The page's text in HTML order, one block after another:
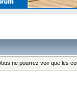
ne pourrez voir que les